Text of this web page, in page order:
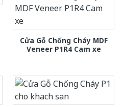
Cửa Gỗ Chống Cháy MDF
Veneer P1R4 Cam xe